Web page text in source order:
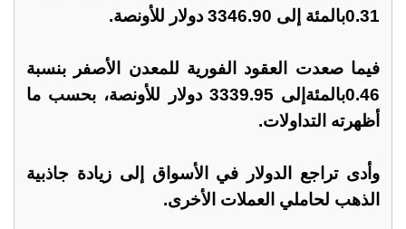
0.31بالمئة إلى 3346.90 دولار للأونصة.
فيما صعدت العقود الفورية للمعدن الأصفر بنسبة
0.46بالمئةإلى 3339.95 دولار للأونصة، بحسب ما
أظهرته التداولات.
وأدى تراجع الدولار في الأسواق إلى زيادة جاذبية
الذهب لحاملي العملات الأخرى.